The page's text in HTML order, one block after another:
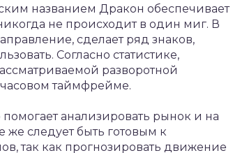
названием Дракон обеспечивает
не происходит в один миг. В
сделает ряд знаков,
Согласно статистике,
разворотной
таймфрейме.
анализировать рынок и на
следует быть готовым к
так как прогнозировать движение